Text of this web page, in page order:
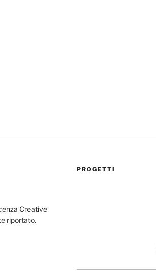
Creative
riportato.
PROGETTI